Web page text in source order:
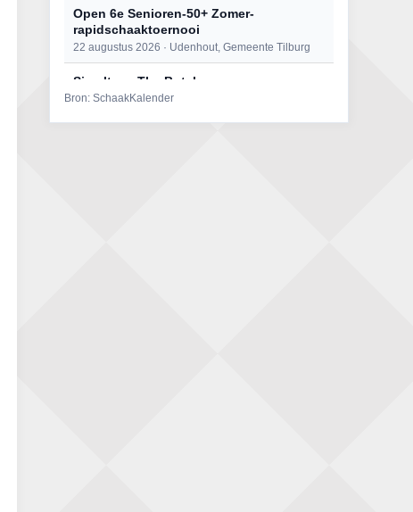
Open 6e Senioren-50+ Zomer-
rapidschaaktoernooi
22 augustus 2026 · Udenhout, Gemeente Tilburg
Simultaan The Butcher
22 augustus 2026 · Utrecht
Bron: SchaakKalender